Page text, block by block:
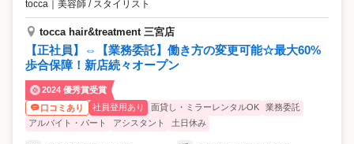
tocca ｜ 美容師 / スタイリスト
tocca hair&treatment 三宮店
【正社員】⇔【業務委託】働き方の変更可能☆最大60%
歩合保障！新店続々オープン
2024 優秀賞受賞
口コミあり
社員登用あり 面貸し・ミラーレンタルOK
業務委託
アルバイト・パート
アシスタント 土日休み